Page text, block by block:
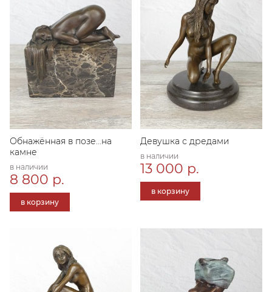
Обнажённая в позе...на
камне
в наличии
8 800 р.
в корзину
Девушка с дредами
в наличии
13 000 р.
в корзину